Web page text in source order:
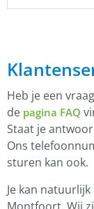
Heb je een
de pagina FAQ
Staat je
Ons
sturen kan ook.
Je kan